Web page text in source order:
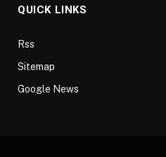
QUICK LINKS
Rss
Sitemap
Google News